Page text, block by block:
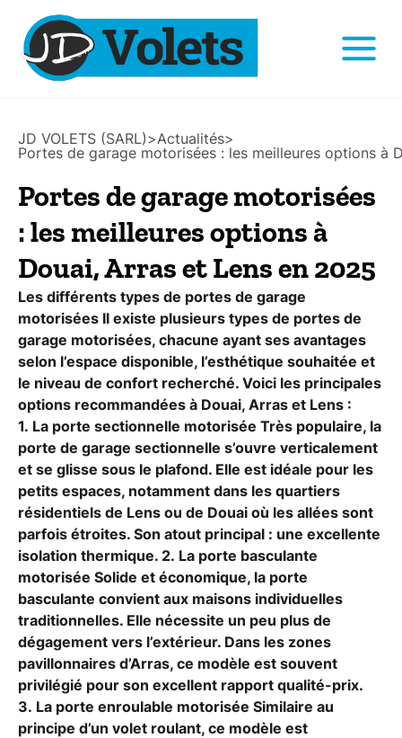
JD VOLETS (SARL)>Actualités>
Portes de garage motorisées : les meilleures options à
Portes de garage motorisées
: les meilleures options à
Douai, Arras et Lens en 2025
Les différents types de portes de garage
motorisées Il existe plusieurs types de portes de
garage motorisées, chacune ayant ses avantages
selon l’espace disponible, l’esthétique souhaitée et
le niveau de confort recherché. Voici les principales
options recommandées à Douai, Arras et Lens :
1. La porte sectionnelle motorisée Très populaire, la
porte de garage sectionnelle s’ouvre verticalement
et se glisse sous le plafond. Elle est idéale pour les
petits espaces, notamment dans les quartiers
résidentiels de Lens ou de Douai où les allées sont
parfois étroites. Son atout principal : une excellente
isolation thermique. 2. La porte basculante
motorisée Solide et économique, la porte
basculante convient aux maisons individuelles
traditionnelles. Elle nécessite un peu plus de
dégagement vers l’extérieur. Dans les zones
pavillonnaires d’Arras, ce modèle est souvent
privilégié pour son excellent rapport qualité-prix.
3. La porte enroulable motorisée Similaire au
principe d’un volet roulant, ce modèle est